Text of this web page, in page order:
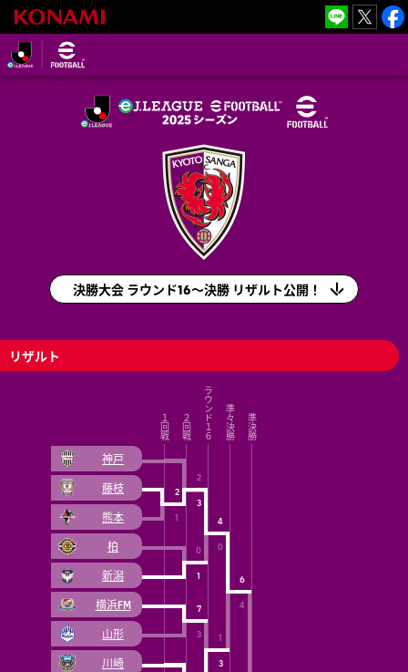
eＪ.LEAGUE eFootball™ 2025シーズン(e
決勝大会 ラウンド16～決勝 リザルト公開！
リザルト
6
4
4
0
1
3
2
3
0
1
7
3
神戸
2
藤枝
1
熊本
柏
新潟
横浜FM
山形
川崎